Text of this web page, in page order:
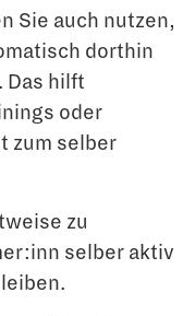
Sie auch nutzen,
dorthin
Das hilft
oder
zum selber
zu
selber aktiv